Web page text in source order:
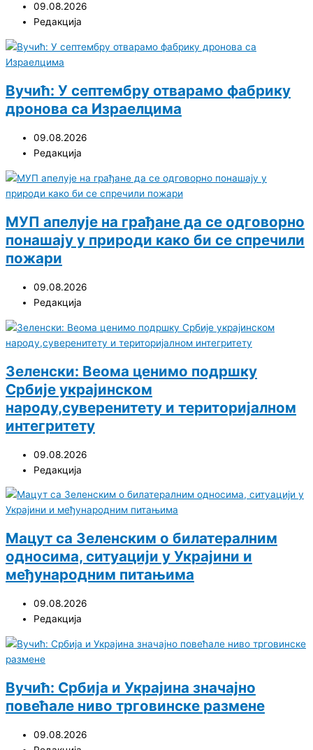
09.08.2026
Редакција
Вучић: У септембру отварамо фабрику
дронова са Израелцима
09.08.2026
Редакција
МУП апелује на грађане да се одговорно
понашају у природи како би се спречили
пожари
09.08.2026
Редакција
Зеленски: Веома ценимо подршку
Србије украјинском
народу,суверенитету и територијалном
интегритету
09.08.2026
Редакција
Мацут са Зеленским о билатералним
односима, ситуацији у Украјини и
међународним питањима
09.08.2026
Редакција
Вучић: Србија и Украјина значајно
повећале ниво трговинске размене
09.08.2026